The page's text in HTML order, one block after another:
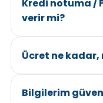
Kredi notuma /
verir mi?
Ücret ne kadar,
Bilgilerim